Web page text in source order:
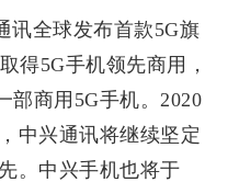
讯全球发布首款5G旗
得5G手机领先商用，
部商用5G手机。2020
中兴通讯将继续坚定
。中兴手机也将于